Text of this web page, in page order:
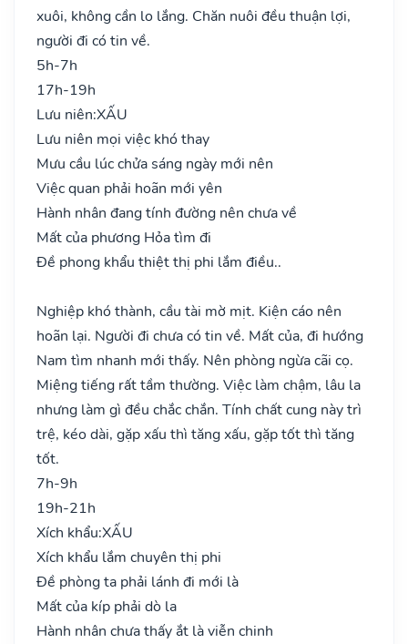
xuôi, không cần lo lắng. Chăn nuôi đều thuận lợi,
người đi có tin về.
5h-7h
17h-19h
Lưu niên:XẤU
Lưu niên mọi việc khó thay
Mưu cầu lúc chửa sáng ngày mới nên
Việc quan phải hoãn mới yên
Hành nhân đang tính đường nên chưa về
Mất của phương Hỏa tìm đi
Đề phong khẩu thiệt thị phi lắm điều..
Nghiệp khó thành, cầu tài mờ mịt. Kiện cáo nên
hoãn lại. Người đi chưa có tin về. Mất của, đi hướng
Nam tìm nhanh mới thấy. Nên phòng ngừa cãi cọ.
Miệng tiếng rất tầm thường. Việc làm chậm, lâu la
nhưng làm gì đều chắc chắn. Tính chất cung này trì
trệ, kéo dài, gặp xấu thì tăng xấu, gặp tốt thì tăng
tốt.
7h-9h
19h-21h
Xích khẩu:XẤU
Xích khẩu lắm chuyên thị phi
Đề phòng ta phải lánh đi mới là
Mất của kíp phải dò la
Hành nhân chưa thấy ắt là viễn chinh